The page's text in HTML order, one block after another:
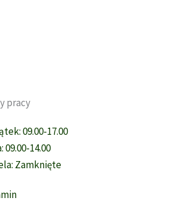
pracy
09.00-17.00
09.00-14.00
Zamknięte